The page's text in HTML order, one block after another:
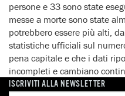
persone e 33 sono state
messe a morte sono state
potrebbero essere più alti,
statistiche ufficiali sul
pena capitale e che i dati
incompleti e cambiano
A Thousand People Face
ISCRIVITI ALLA NEWSLETTER